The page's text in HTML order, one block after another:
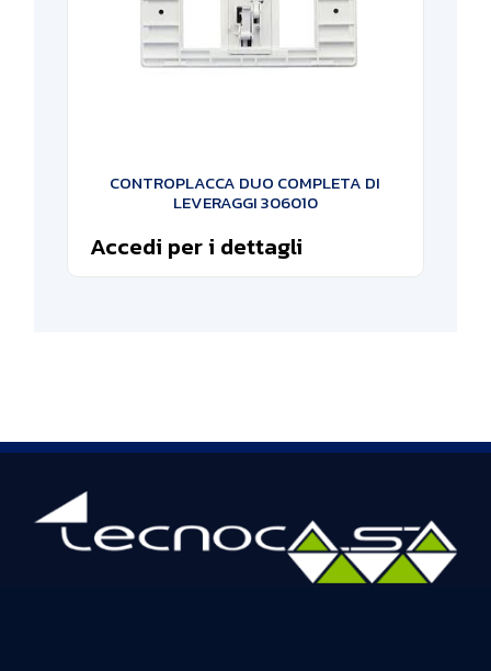
CONTROPLACCA DUO COMPLETA DI
LEVERAGGI 306010
Accedi per i dettagli